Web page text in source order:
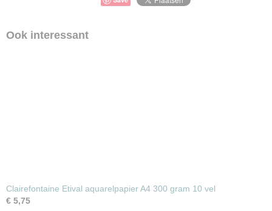
Ook interessant
Clairefontaine Etival aquarelpapier A4 300 gram 10 vel
€ 5,75